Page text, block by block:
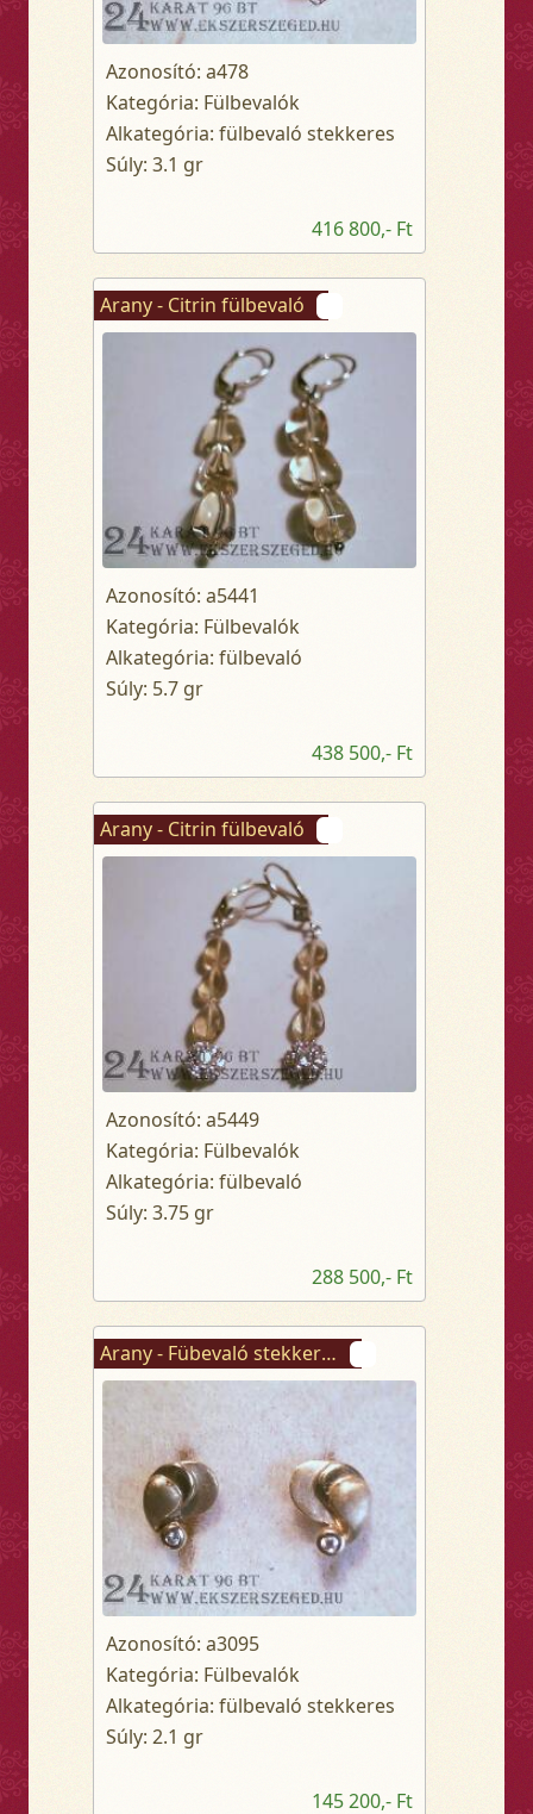
Azonosító: a478
Kategória: Fülbevalók
Alkategória: fülbevaló stekkeres
Súly: 3.1 gr
416 800,- Ft
Arany - Citrin fülbevaló
Azonosító: a5441
Kategória: Fülbevalók
Alkategória: fülbevaló
Súly: 5.7 gr
438 500,- Ft
Arany - Citrin fülbevaló
Azonosító: a5449
Kategória: Fülbevalók
Alkategória: fülbevaló
Súly: 3.75 gr
288 500,- Ft
Arany - Fübevaló stekkeres
Azonosító: a3095
Kategória: Fülbevalók
Alkategória: fülbevaló stekkeres
Súly: 2.1 gr
145 200,- Ft